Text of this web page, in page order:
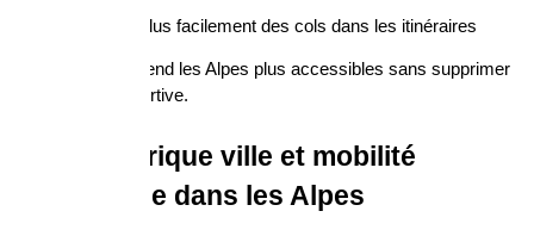
intégrer plus facilement des cols dans les itinéraires
Cette évolution rend les Alpes plus accessibles sans supprimer
la dimension sportive.
Vélo électrique ville et mobilité
d’approche dans les Alpes